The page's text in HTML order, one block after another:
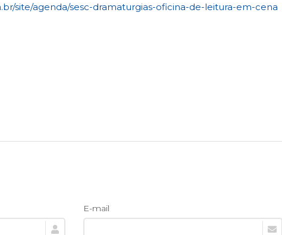
site/agenda/sesc-dramaturgias-oficina-de-leitura-em-cena
E-mail